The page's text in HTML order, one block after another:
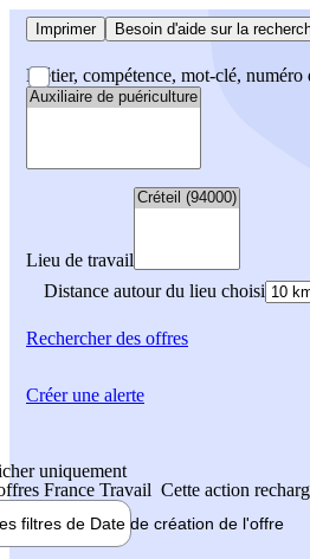
Imprimer Besoin d'aide sur la
Métier, compétence, mot-clé, numéro
Lieu de travail
Distance autour du lieu choisi
Rechercherdes offres
uniquement
France Travail Cette action
filtres de Date de création de l'offre
Créer une alerte